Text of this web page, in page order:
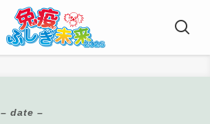
– date –